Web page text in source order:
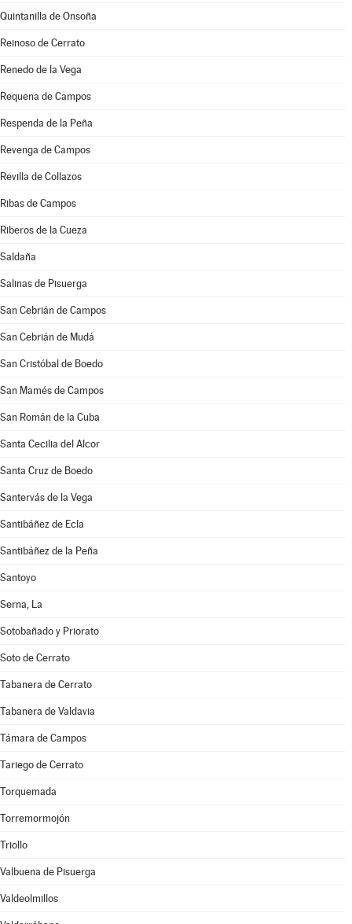
Quintanilla de Onsoña
Reinoso de Cerrato
Renedo de la Vega
Requena de Campos
Respenda de la Peña
Revenga de Campos
Revilla de Collazos
Ribas de Campos
Riberos de la Cueza
Saldaña
Salinas de Pisuerga
San Cebrián de Campos
San Cebrián de Mudá
San Cristóbal de Boedo
San Mamés de Campos
San Román de la Cuba
Santa Cecilia del Alcor
Santa Cruz de Boedo
Santervás de la Vega
Santibáñez de Ecla
Santibáñez de la Peña
Santoyo
Serna, La
Sotobañado y Priorato
Soto de Cerrato
Tabanera de Cerrato
Tabanera de Valdavia
Támara de Campos
Tariego de Cerrato
Torquemada
Torremormojón
Triollo
Valbuena de Pisuerga
Valdeolmillos